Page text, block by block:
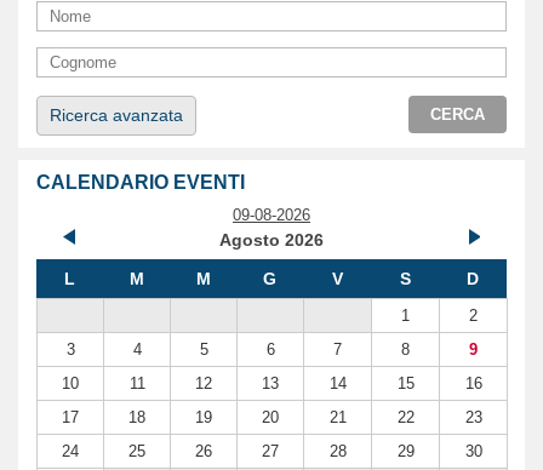
CERCA
Ricerca avanzata
CALENDARIO EVENTI
09-08-2026
Agosto 2026
L
M M G V S D
1
2
3
4 5 6 7 8
9
10
11 12 13 14 15
16
17
18 19 20 21 22
23
24
25 26 27 28 29
30